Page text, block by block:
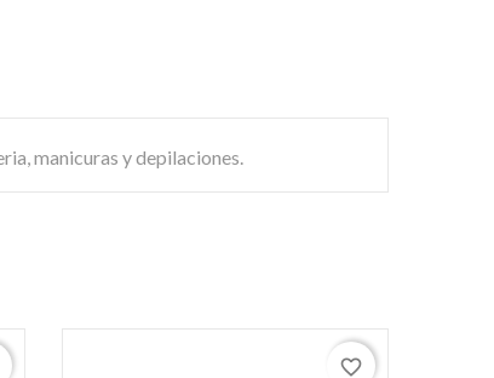
manicuras y depilaciones.
favorite_border